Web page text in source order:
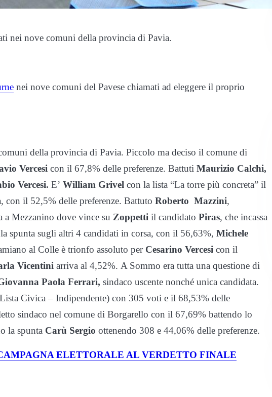
nei nove comuni della provincia di Pavia.
nei nove comuni del Pavese chiamati ad eleggere il proprio
della provincia di Pavia. Piccolo ma deciso il comune di
Vercesi con il 67,8% delle preferenze. Battuti Maurizio Calchi,
Vercesi. E’ William Grivel con la lista “La torre più concreta” il
con il 52,5% delle preferenze. Battuto Roberto Mazzini,
a Mezzanino dove vince su Zoppetti il candidato Piras, che incassa
spunta sugli altri 4 candidati in corsa, con il 56,63%, Michele
al Colle è trionfo assoluto per Cesarino Vercesi con il
Vicentini arriva al 4,52%. A Sommo era tutta una questione di
Paola Ferrari, sindaco uscente nonché unica candidata.
Civica – Indipendente) con 305 voti e il 68,53% delle
sindaco nel comune di Borgarello con il 67,69% battendo lo
la spunta Carù Sergio ottenendo 308 e 44,06% delle preferenze.
ELETTORALE AL VERDETTO FINALE